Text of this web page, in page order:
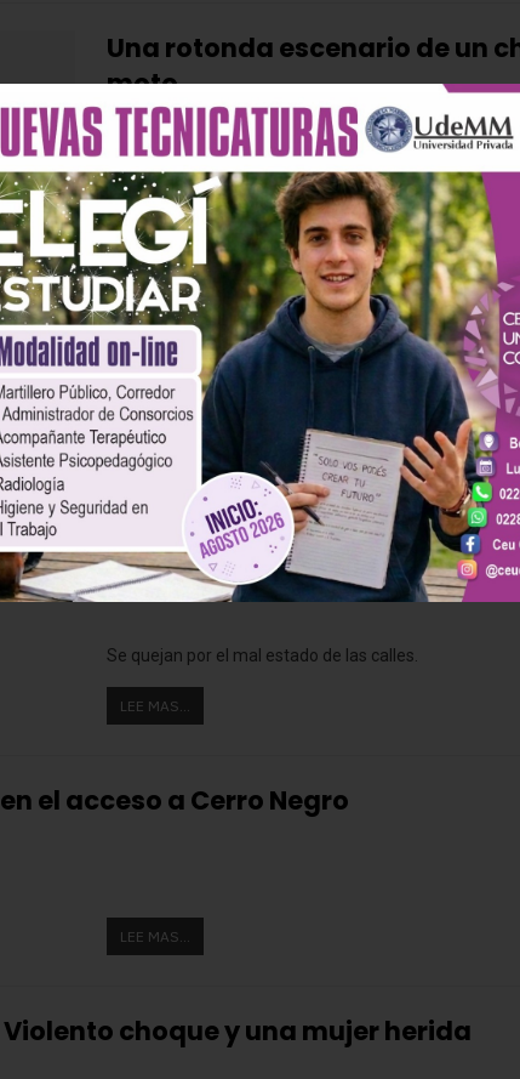
Una rotonda escenario de un
moto
En Linea Noticias Feb 17, 2019
Un hombre resultó herido y debió ser trasladado al
LEE MAS...
tras chocar con una rotonda
LEE MAS...
por organizar una quema de
Se quejan por el mal estado de las calles.
LEE MAS...
el acceso a Cerro Negro
LEE MAS...
choque y una mujer herida